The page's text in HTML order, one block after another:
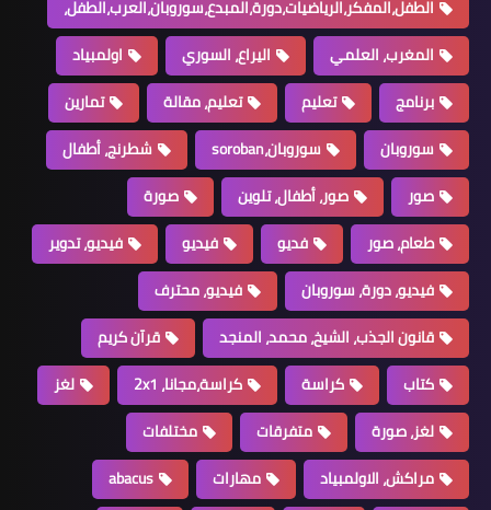
الطفل،المفكر،الرياضيات،دورة،المبدع،سوروبان،العرب،الطفل،
المغرب، العلمي
اليراع، السوري
اولمبياد
برنامج
تعليم تعليم، مقالة
تمارين
سوروبان
سوروبان،soroban
شطرنج، أطفال
صور
صور، أطفال، تلوين
صورة
طعام، صور
فديو فيديو
فيديو، تدوير
فيديو، دورة، سوروبان
فيديو، محترف
قانون الجذب، الشيخ، محمد، المنجد
قرآن كريم
كتاب
كراسة كراسة،مجانا، 2x1
لغز
لغز، صورة
متفرقات
مختلفات
مراكش، الاولمبياد
مهارات
abacus